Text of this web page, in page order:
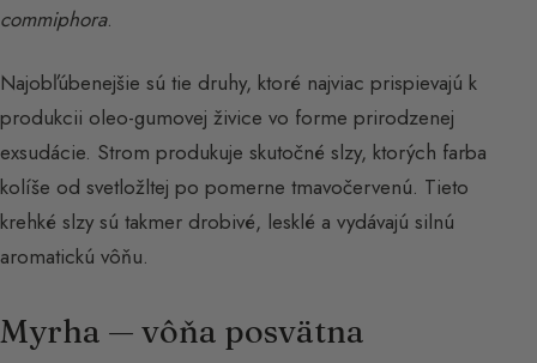
commiphora.
Najobľúbenejšie sú tie druhy, ktoré najviac prispievajú k
produkcii oleo-gumovej živice vo forme prirodzenej
exsudácie. Strom produkuje skutočné slzy, ktorých farba
kolíše od svetložltej po pomerne tmavočervenú. Tieto
krehké slzy sú takmer drobivé, lesklé a vydávajú silnú
aromatickú vôňu.
Myrha — vôňa posvätna